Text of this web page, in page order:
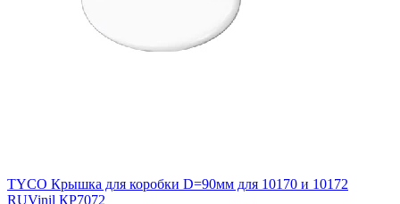
TYCO Крышка для коробки D=90мм для 10170 и 10172
RUVinil КР7072